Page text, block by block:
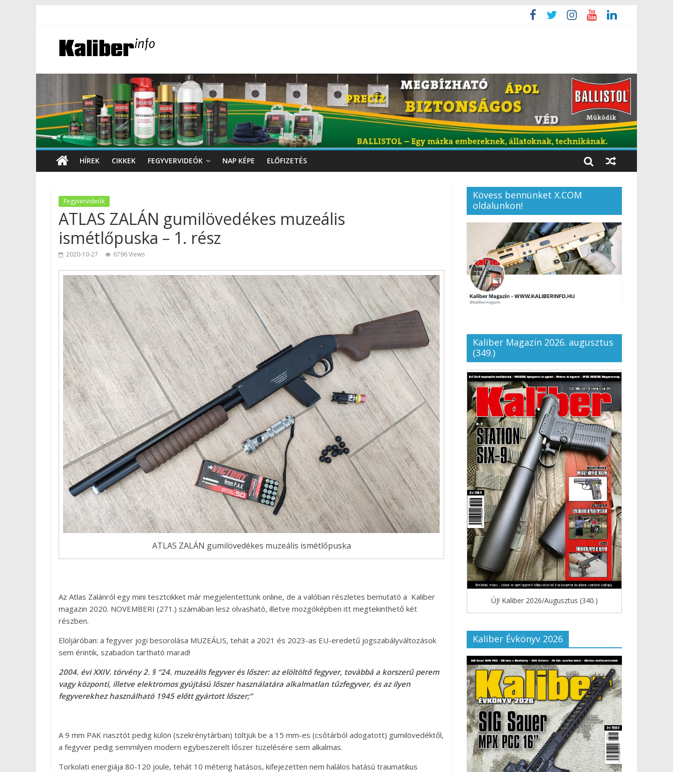
HÍREK CIKKEK FEGYVERVIDEÓK NAP KÉPE ELŐFIZETÉS
Fegyvervideók
ATLAS ZALÁN gumilövedékes muzeális
ismétlőpuska – 1. rész
2020-10-27 6796 Views
ATLAS ZALÁN gumilövedékes muzeális ismétlőpuska
Az Atlas Zalánról egy mini tesztcikket már megjelentettünk online, de a valóban részletes bemutató a Kaliber
magazin 2020. NOVEMBERI (271.) számában lesz olvasható, illetve mozgóképben itt megtekinthető két
részben.
Elöljáróban: a fegyver jogi besorolása MUZEÁLIS, tehát a 2021 és 2023-as EU-eredetű jogszabályváltozások
sem érintik, szabadon tartható marad!
2004. évi XXIV. törvény 2. § “24. muzeális fegyver és lőszer: az elöltöltő fegyver, továbbá a korszerű perem
vagy központi, illetve elektromos gyújtású lőszer használatára alkalmatlan tűzfegyver, és az ilyen
fegyverekhez használható 1945 előtt gyártott lőszer;”
A 9 mm PAK riasztót pedig külön (szekrénytárban) töltjük be a 15 mm-es (csőtárból adogatott) gumilövedéktől,
a fegyver pedig semmilyen modern egybeszerelt lőszer tüzelésére sem alkalmas.
Torkolati energiája 80-120 joule, tehát 10 méterig hatásos, kifejezetten nem halálos hatású traumatikus
Kövess bennünket X.COM
oldalunkon!
Kaliber Magazin 2026. augusztus
(349.)
ÚJ! Kaliber 2026/Augusztus (340.)
Kaliber Évkönyv 2026